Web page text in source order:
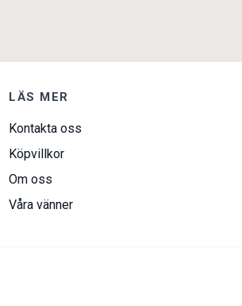
LÄS MER
Kontakta oss
Köpvillkor
Om oss
Våra vänner